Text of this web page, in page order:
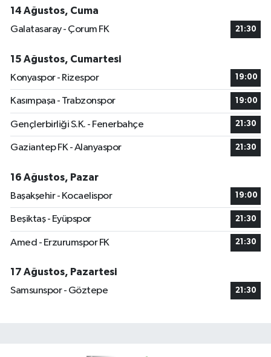
14 Ağustos, Cuma
Galatasaray - Çorum FK
21:30
15 Ağustos, Cumartesi
Konyaspor - Rizespor
19:00
Kasımpaşa - Trabzonspor 19:00
Gençlerbirliği S.K. - Fenerbahçe 21:30
Gaziantep FK - Alanyaspor 21:30
16 Ağustos, Pazar
Başakşehir - Kocaelispor
19:00
Beşiktaş - Eyüpspor 21:30
Amed - Erzurumspor FK 21:30
17 Ağustos, Pazartesi
Samsunspor - Göztepe
21:30